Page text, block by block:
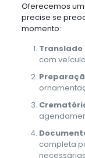
Oferecemos
precise se
momento:
Translado
com
completa